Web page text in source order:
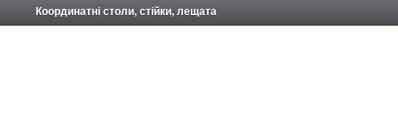
Координатні столи, стійки, лещата